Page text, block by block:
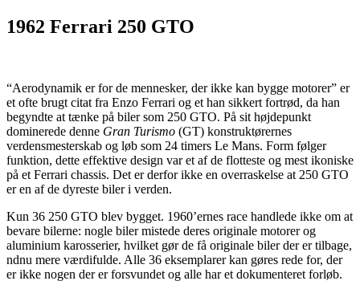
1962 Ferrari 250 GTO
“Aerodynamik er for de mennesker, der ikke kan bygge motorer” er
et ofte brugt citat fra Enzo Ferrari og et han sikkert fortrød, da han
begyndte at tænke på biler som 250 GTO. På sit højdepunkt
dominerede denne Gran Turismo (GT) konstruktørernes
verdensmesterskab og løb som 24 timers Le Mans. Form følger
funktion, dette effektive design var et af de flotteste og mest ikoniske
på et Ferrari chassis. Det er derfor ikke en overraskelse at 250 GTO
er en af de dyreste biler i verden.
Kun 36 250 GTO blev bygget. 1960’ernes race handlede ikke om at
bevare bilerne: nogle biler mistede deres originale motorer og
aluminium karosserier, hvilket gør de få originale biler der er tilbage,
ndnu mere værdifulde. Alle 36 eksemplarer kan gøres rede for, der
er ikke nogen der er forsvundet og alle har et dokumenteret forløb.